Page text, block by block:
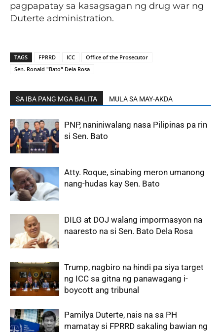
pagpapatay sa kasagsagan ng drug war ng
Duterte administration.
TAGS FPRRD ICC
Office of the Prosecutor
Sen. Ronald "Bato" Dela Rosa
SA IBA PANG MGA BALITA MULA SA MAY-AKDA
PNP, naniniwalang nasa Pilipinas pa rin
si Sen. Bato
Atty. Roque, sinabing meron umanong
nang-hudas kay Sen. Bato
DILG at DOJ walang impormasyon na
naaresto na si Sen. Bato Dela Rosa
Trump, nagbiro na hindi pa siya target
ng ICC sa gitna ng panawagang i-
boycott ang tribunal
Pamilya Duterte, nais na sa PH
mamatay si FPRRD sakaling bawian ng